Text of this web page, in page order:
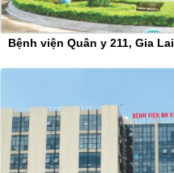
Bệnh viện Quân y 211, Gia Lai